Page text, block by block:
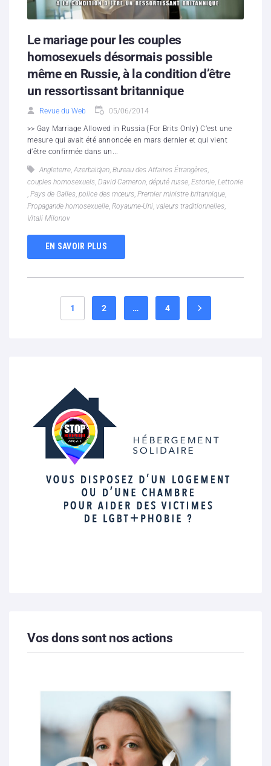
Le mariage pour les couples
homosexuels désormais possible
même en Russie, à la condition d’être
un ressortissant britannique
Revue du Web 05/06/2014
>> Gay Marriage Allowed in Russia (For Brits Only) C’est une
mesure qui avait été annoncée en mars dernier et qui vient
d’être confirmée dans un...
Angleterre Azerbaïdjan Bureau des Affaires Étrangères
couples homosexuels David Cameron député russe Estonie Lettonie
Pays de Galles police des mœurs Premier ministre britannique
Propagande homosexuelle Royaume-Uni valeurs traditionnelles
Vitali Milonov
EN SAVOIR PLUS
1 2 … 4
Vos dons sont nos actions